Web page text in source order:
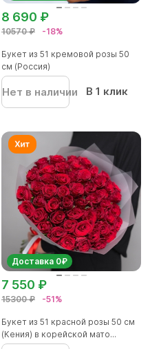
10570 ₽ -18%
8 690 ₽
Букет из 51 кремовой розы 50
см (Россия)
Нет в наличии В 1 клик
Доставка 0₽
15300 ₽ -51%
7 550 ₽
Букет из 51 красной розы 50 см
(Кения) в корейской мато...